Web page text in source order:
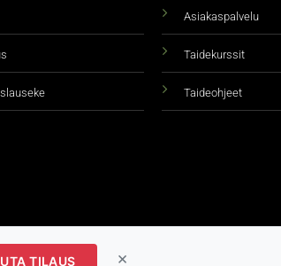
Asiakaspalvelu
Taidekurssit
Taideohjeet
TILAUS ×